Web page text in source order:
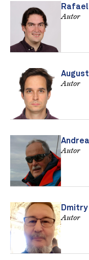
Autor
Autor
Autor
Dmitry
Autor